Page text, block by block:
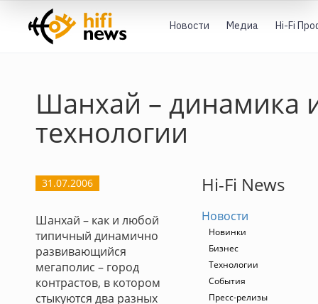
Новости Медиа Hi-Fi
Шанхай – динамика
технологии
31.07.2006
Шанхай – как и любой
типичный динамично
развивающийся
мегаполис – город
контрастов, в котором
стыкуются два разных
Hi-Fi News
Новости
Новинки
Бизнес
Технологии
События
Пресс-релизы